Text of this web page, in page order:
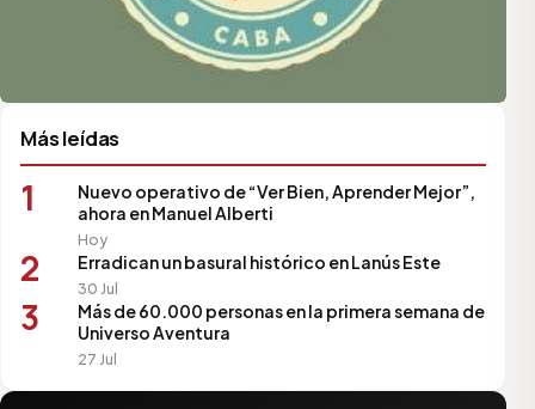
Más leídas
1
Nuevo operativo de “Ver Bien, Aprender Mejor”,
ahora en Manuel Alberti
Hoy
2 Erradican un basural histórico en Lanús Este
30 Jul
3
Más de 60.000 personas en la primera semana de
Universo Aventura
27 Jul